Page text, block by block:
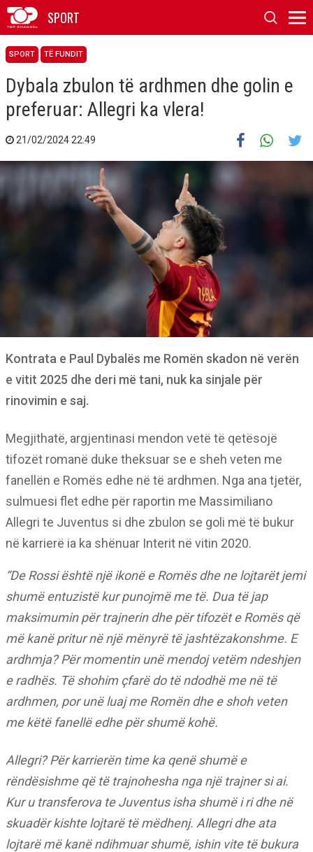
SPORT
SPORT TË FUNDIT
Dybala zbulon të ardhmen dhe golin e
preferuar: Allegri ka vlera!
21/02/2024 22:49
Kontrata e Paul Dybalës me Romën skadon në verën
e vitit 2025 dhe deri më tani, nuk ka sinjale për
rinovimin e saj.
Megjithatë, argjentinasi mendon vetë të qetësojë
tifozët romanë duke theksuar se e sheh veten me
fanellën e Romës edhe në të ardhmen. Nga ana tjetër,
sulmuesi flet edhe për raportin me Massimiliano
Allegri te Juventus si dhe zbulon se goli më të bukur
në karrierë ia ka shënuar Interit në vitin 2020.
“De Rossi është një ikonë e Romës dhe ne lojtarët jemi
shumë entuzistë kur punojmë me të. Dua të jap
maksimumin për trajnerin dhe për tifozët e Romës që
më kanë pritur në një mënyrë të jashtëzakonshme. E
ardhmja? Për momentin unë mendoj vetëm ndeshjen
e radhës. Të shohim çfarë do të ndodhë me në të
ardhmen, por unë luaj me Romën dhe e shoh veten
me këtë fanellë edhe për shumë kohë.
Allegri? Për karrierën time ka qenë shumë e
rëndësishme që të trajnohesha nga një trajner si ai.
Kur u transferova te Juventus isha shumë i ri dhe në
skuadër kishte lojtarë të mëdhenj. Allegri dhe ata
lojtarë më kanë ndihmuar shumë, ishin vite të bukura